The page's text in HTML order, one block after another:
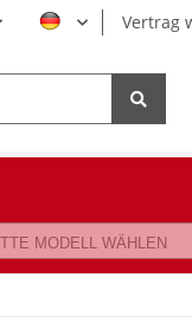
Vertrag
MODELL WÄHLEN